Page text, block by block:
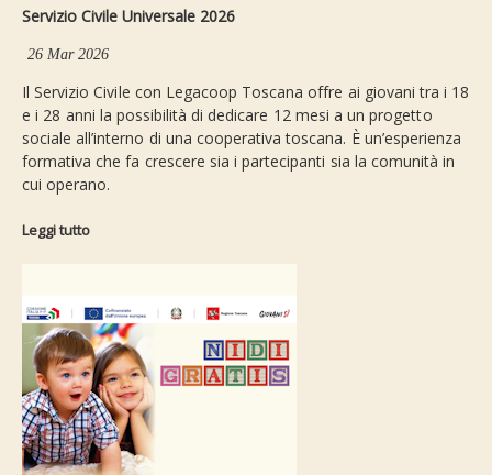
Servizio Civile Universale 2026
26 Mar 2026
Il Servizio Civile con Legacoop Toscana offre ai giovani tra i 18
e i 28 anni la possibilità di dedicare 12 mesi a un progetto
sociale all’interno di una cooperativa toscana. È un’esperienza
formativa che fa crescere sia i partecipanti sia la comunità in
cui operano.
Leggi tutto